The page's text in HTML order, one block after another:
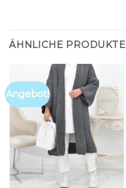
ÄHNLICHE PRODUKTE
Angebot!